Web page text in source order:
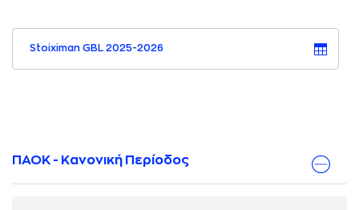
Stoiximan GBL 2025-2026
ΠΑΟΚ - Κανονική Περίοδος